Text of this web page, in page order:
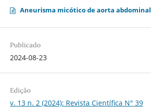
Aneurisma micótico de aorta abdominal
Publicado
2024-08-23
Edição
v. 13 n. 2 (2024): Revista Científica N° 39